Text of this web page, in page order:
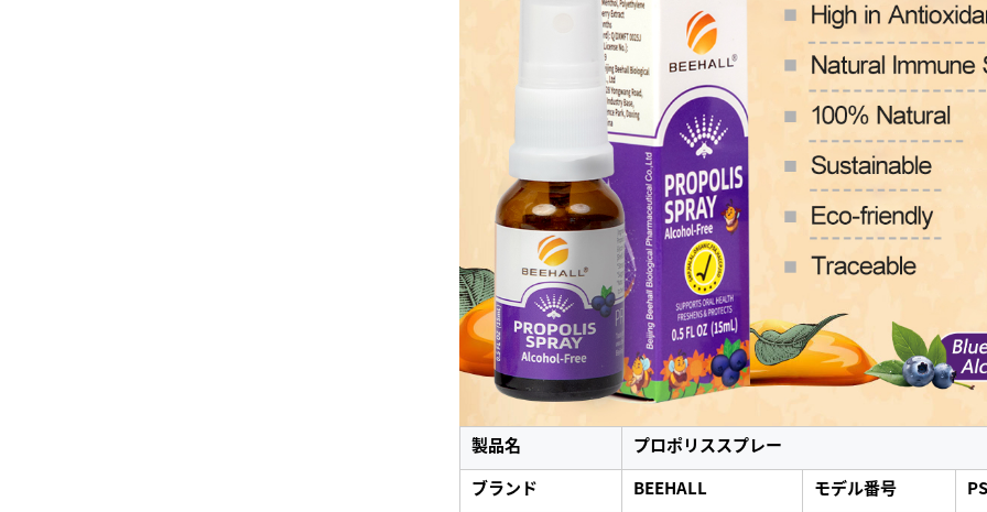
製品名
プロポリススプレー
ブランド
BEEHALL モデル番号